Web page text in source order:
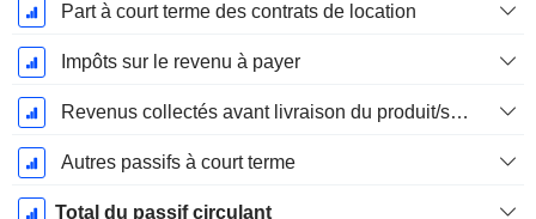
Part à court terme des contrats de location
Impôts sur le revenu à payer
Revenus collectés avant livraison du produit/service
Autres passifs à court terme
Total du passif circulant